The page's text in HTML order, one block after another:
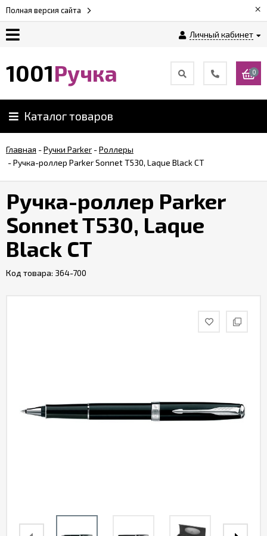
Полная версия сайта ×
Личный кабинет
Возврат
Обзоры
ручек
Контакты
1001Ручка 0
Каталог товаров
Главная -Ручки Parker -Роллеры
-Ручка-роллер Parker Sonnet T530, Laque Black СT
Ручка-роллер Parker
Sonnet T530, Laque
Black СT
Код товара: 364-700